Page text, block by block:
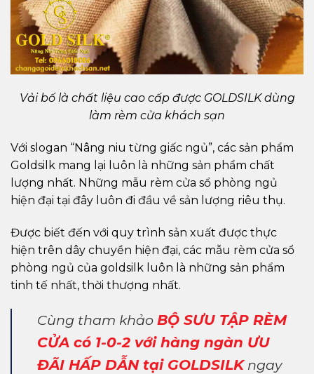
Vải bố là chất liệu cao cấp được GOLDSILK dùng
làm rèm cửa khách sạn
Với slogan “Nâng niu từng giấc ngủ”, các sản phẩm
Goldsilk mang lại luôn là những sản phẩm chất
lượng nhất. Những mẫu rèm cửa sổ phòng ngủ
hiện đại tại đây luôn đi đầu về sản lượng riêu thụ.
Được biết đến với quy trình sản xuất được thực
hiện trên dây chuyền hiện đại, các mẫu rèm cửa sổ
phòng ngủ của goldsilk luôn là những sản phẩm
tinh tế nhất, thời thượng nhất.
Cùng tham khảo BỘ SƯU TẬP RÈM
CỬA có 1-0-2 với hàng ngàn ƯU
ĐÃI HẤP DẪN tại GOLDSILKngay